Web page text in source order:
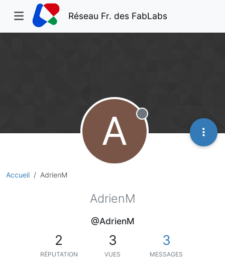
Réseau Fr. des FabLabs
Accueil AdrienM
A Hors-ligne
AdrienM
@AdrienM
2
RÉPUTATION
3
VUES
3
MESSAGES